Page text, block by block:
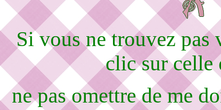
Si vous ne trouvez pas
clic sur celle
ne pas omettre de me